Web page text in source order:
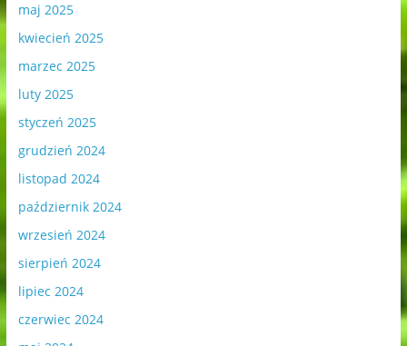
maj 2025
kwiecień 2025
marzec 2025
luty 2025
styczeń 2025
grudzień 2024
listopad 2024
październik 2024
wrzesień 2024
sierpień 2024
lipiec 2024
czerwiec 2024